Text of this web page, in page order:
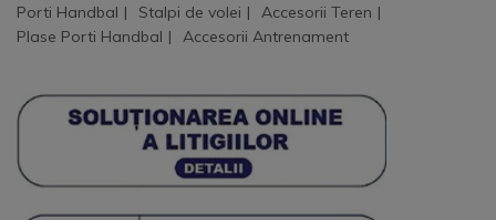
Porti Handbal
Stalpi de volei
Accesorii Teren
Plase Porti Handbal
Accesorii Antrenament